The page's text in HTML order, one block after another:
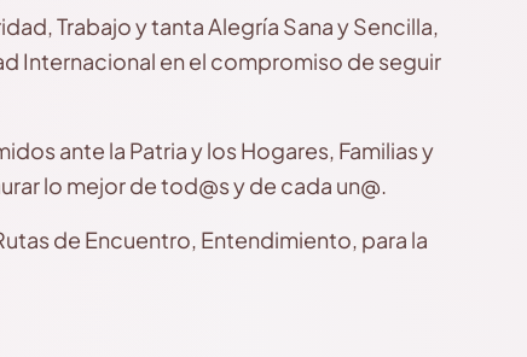
Trabajo y tanta Alegría Sana y Sencilla,
Internacional en el compromiso de seguir
ante la Patria y los Hogares, Familias y
lo mejor de tod@s y de cada un@.
de Encuentro, Entendimiento, para la